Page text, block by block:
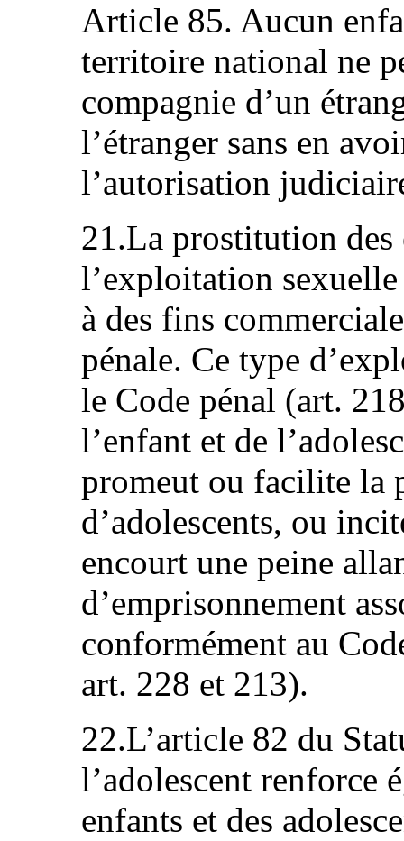
Article 85. Aucun
territoire national ne
compagnie d’un
l’étranger sans en
l’autorisation
21.La prostitution des
l’exploitation sexuelle
à des fins
pénale. Ce type
le Code pénal (art.
l’enfant et de
promeut ou facilite la
d’adolescents, ou
encourt une peine
d’emprisonnement
conformément au
art. 228 et 213).
22.L’article 82 du
l’adolescent renforce
enfants et des